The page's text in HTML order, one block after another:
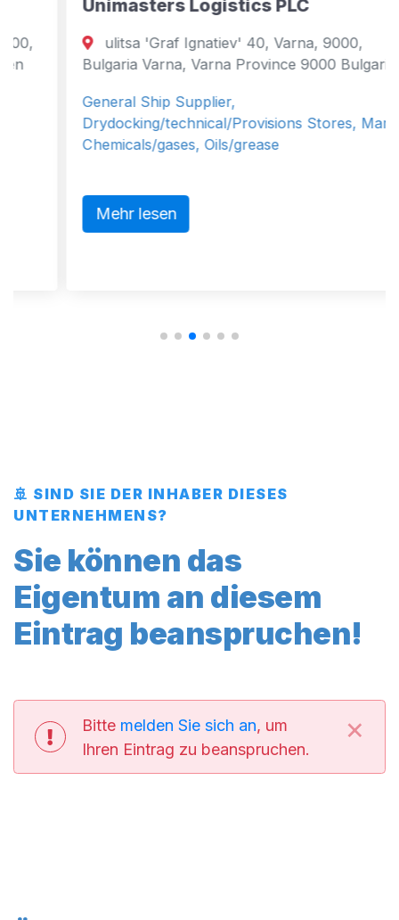
Unimasters Logistics PLC
ulitsa 'Graf Ignatiev' 40, Varna, 9000,
Bulgaria Varna, Varna Province 9000 Bulgarien
General Ship Supplier,
Drydocking/technical/Provisions Stores, Marine
Chemicals/gases, Oils/grease
Mehr lesen
🚢 SIND SIE DER INHABER DIESES
UNTERNEHMENS?
Sie können das
Eigentum an diesem
Eintrag beanspruchen!
Bitte melden Sie sich an, um
Ihren Eintrag zu beanspruchen.
×